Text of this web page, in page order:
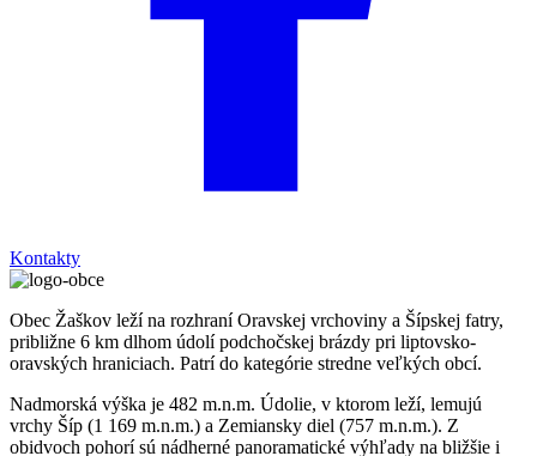
Kontakty
Obec Žaškov leží na rozhraní Oravskej vrchoviny a Šípskej fatry,
približne 6 km dlhom údolí podchočskej brázdy pri liptovsko-
oravských hraniciach. Patrí do kategórie stredne veľkých obcí.
Nadmorská výška je 482 m.n.m. Údolie, v ktorom leží, lemujú
vrchy Šíp (1 169 m.n.m.) a Zemiansky diel (757 m.n.m.). Z
obidvoch pohorí sú nádherné panoramatické výhľady na bližšie i